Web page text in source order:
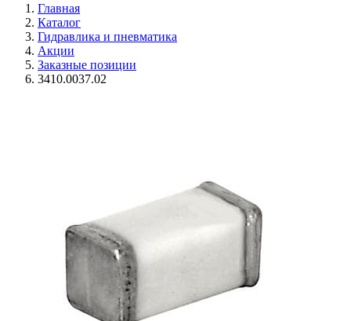
Главная
Каталог
Гидравлика и пневматика
Акции
Заказные позиции
3410.0037.02